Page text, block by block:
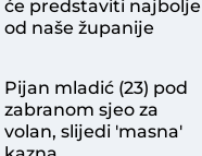
će predstaviti najbolje
od naše županije
Pijan mladić (23) pod
zabranom sjeo za
volan, slijedi 'masna'